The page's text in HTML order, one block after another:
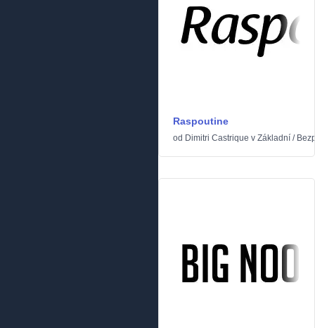
Raspoutine
od Dimitri Castrique v Základní /